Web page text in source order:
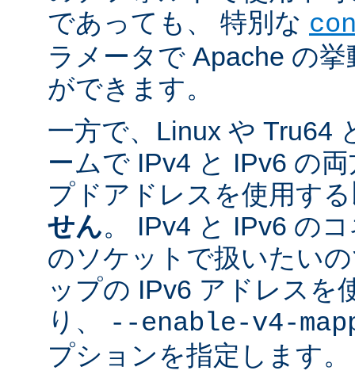
であっても、 特別な
ラメータで Apache の
ができます。
一方で、Linux や Tru64
ームで IPv4 と IPv6 の
プドアドレスを使用する
せん。 IPv4 と IPv6 の
のソケットで扱いたい
ップの IPv6 アドレスを
り、
--enable-v4-
プションを指定します。